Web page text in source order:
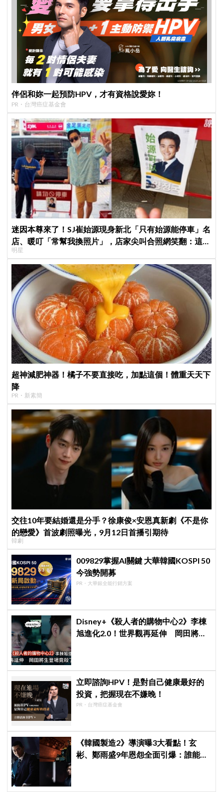
伴侶和妳一起預防HPV，才有資格說愛妳！
PR・台灣癌症基金會
迷因本尊來了！SJ崔始源現身新北「只有始源能停車」名
店、暖叮「常幫我換照片」，店家尖叫合照網笑翻：這輩
子不能脫粉了
明星
超神減肥神器！橘子不要直接吃，加點這個！體重天天下
降
PR・新素簡
交往10年要結婚還是分手？徐康俊×安恩真新劇《不是你
的戀愛》首波劇照曝光，9月12日首播引期待
韓劇
009829掌握AI關鍵 大華韓國KOSPI 50
今強勢開募
PR・大華銀全能行銷方案
Disney+《殺人者的購物中心2》李棟
旭進化2.0！世界觀再延伸 岡田將生
立即諮詢HPV！是對自己健康最好的
投資，把握現在不嫌晚！
PR・台灣癌症基金會
《韓國製造2》導演曝3大看點！玄
彬、鄭雨盛9年恩怨全面引爆：誰能活